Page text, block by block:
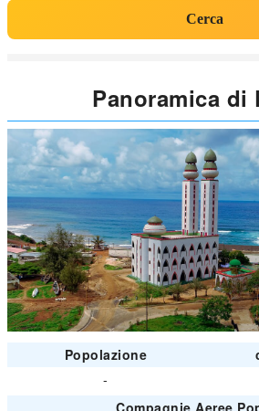
Cerca
Panoramica di
Popolazione
-